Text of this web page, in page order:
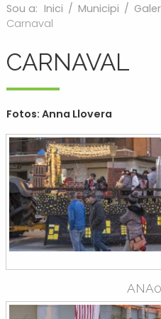
Sou a: Inici / Municipi /
Carnaval
CARNAVAL
Fotos: Anna Llovera